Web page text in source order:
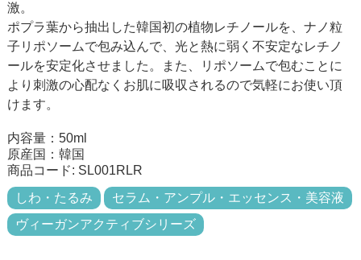
激。
ポプラ葉から抽出した韓国初の植物レチノールを、ナノ粒
子リポソームで包み込んで、光と熱に弱く不安定なレチノ
ールを安定化させました。また、リポソームで包むことに
より刺激の心配なくお肌に吸収されるので気軽にお使い頂
けます。
内容量：50ml
原産国：韓国
商品コード: SL001RLR
しわ・たるみ
セラム・アンプル・エッセンス・美容液
ヴィーガンアクティブシリーズ